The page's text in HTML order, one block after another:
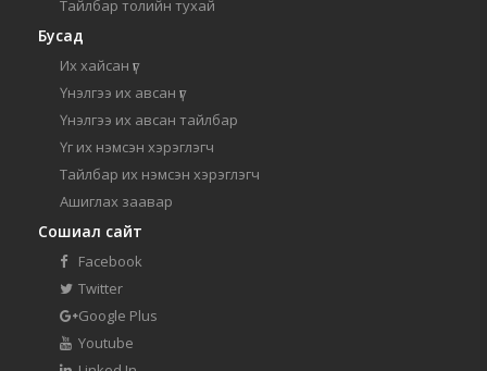
Тайлбар толийн тухай
Бусад
Их хайсан үг
Үнэлгээ их авсан үг
Үнэлгээ их авсан тайлбар
Үг их нэмсэн хэрэглэгч
Тайлбар их нэмсэн хэрэглэгч
Ашиглах заавар
Сошиал сайт
Facebook
Twitter
Google Plus
Youtube